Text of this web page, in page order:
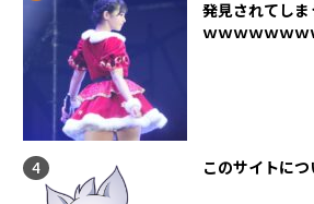
発見されてし
ｗｗｗｗｗｗｗ
このサイトにつ